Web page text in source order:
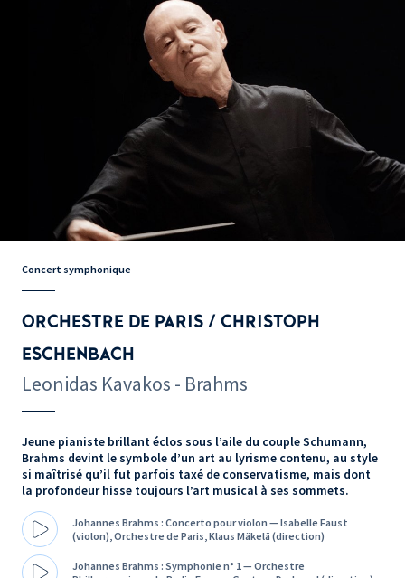
Concert symphonique
ORCHESTRE DE PARIS / CHRISTOPH
ESCHENBACH
Leonidas Kavakos - Brahms
Jeune pianiste brillant éclos sous l’aile du couple Schumann,
Brahms devint le symbole d’un art au lyrisme contenu, au style
si maîtrisé qu’il fut parfois taxé de conservatisme, mais dont
la profondeur hisse toujours l’art musical à ses sommets.
Johannes Brahms : Concerto pour violon — Isabelle Faust
(violon), Orchestre de Paris, Klaus Mäkelä (direction)
Johannes Brahms : Symphonie n° 1 — Orchestre